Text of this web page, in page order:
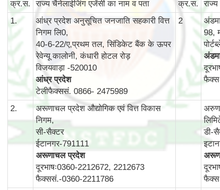
क्र.स. राज्‍य चैनेलाईजिंग एजेंसी का नाम व पता क्र.स.
1.
आंध्र प्रदेश अनुसूचित जनजाति सहकारी वित्त
निगम लि0,
40-6-22/ए,प्रथम तल, सिंडिकेट बैंक के ऊपर
रेवेन्‍यू कालोनी, कंधारी होटल रोड़
विजयवाड़ा -520010
आंध्र प्रदेश
टेलीफैक्ससं. 0866- 2475989
2
98,
2.
अरूणाचल प्रदेश औद्योगिक एवं वित्त विकास
निगम,
सी-सैक्टर
ईटानगर-791111
अरूणाचल प्रदेश
दूरभाषः0360-2212672, 2212673
फैक्ससं.-0360-2211786
डी-